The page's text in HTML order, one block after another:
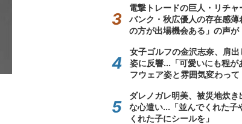
電撃トレードの巨人・リチャ
バンク・秋広優人の存在感薄
の方が出場機会ある」の声が
女子ゴルフの金沢志奈、肩出
姿に反響...「可愛いにも程
フウェア姿と雰囲気変わって
ダレノガレ明美、被災地炊き
な心遣い...「並んでくれた子
くれた子にシールを」